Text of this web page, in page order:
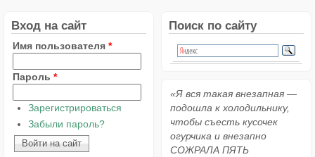
Вход на сайт
Имя пользователя *
Пароль *
Зарегистрироваться
Забыли пароль?
Поиск по сайту
«Я вся такая внезапная —
подошла к холодильнику,
чтобы съесть кусочек
огурчика и внезапно
СОЖРАЛА ПЯТЬ